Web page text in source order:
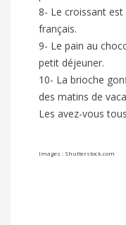
8- Le croissant
français.
9- Le pain au
petit déjeuner.
10- La brioche
des matins de
Les avez-vous
Images : Shutterstock.com